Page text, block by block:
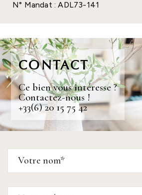
N° Mandat : ADL73-141
CONTACT
Ce bien vous intéresse ?
Contactez-nous !
+33(6) 20 15 75 42